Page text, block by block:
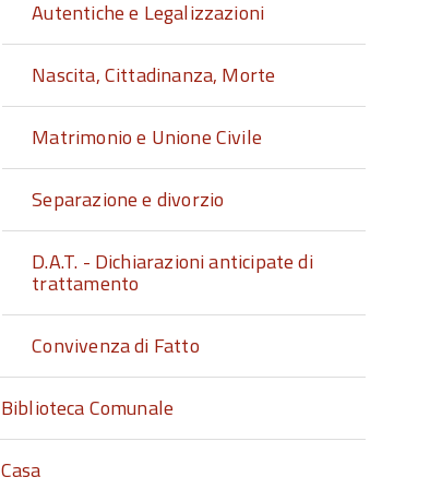
Autentiche e Legalizzazioni
Nascita, Cittadinanza, Morte
Matrimonio e Unione Civile
Separazione e divorzio
D.A.T. - Dichiarazioni anticipate di
trattamento
Convivenza di Fatto
Biblioteca Comunale
Casa